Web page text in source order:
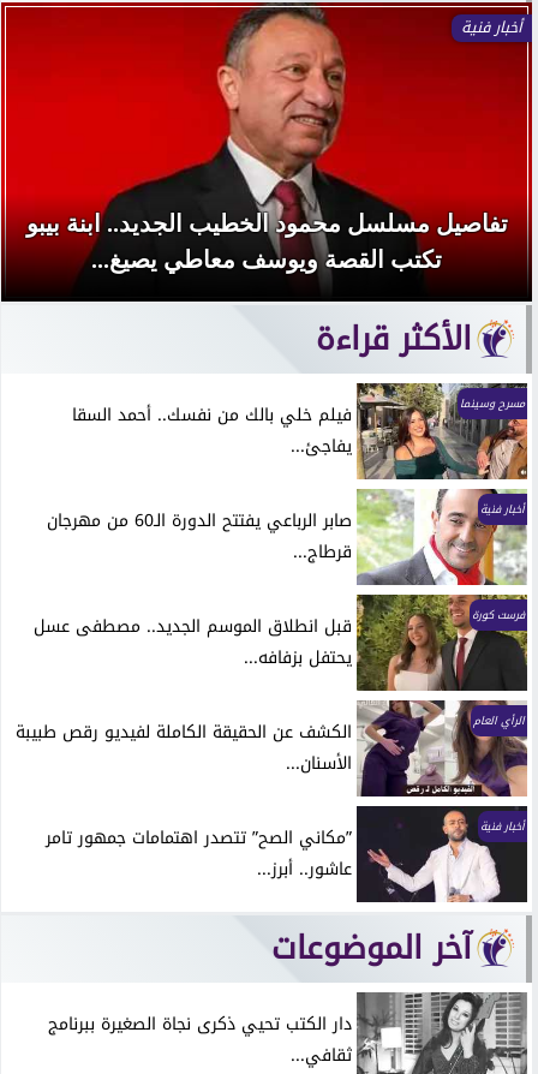
أخبار فنية
تفاصيل مسلسل محمود الخطيب الجديد.. ابنة بيبو
تكتب القصة ويوسف معاطي يصيغ...
الأكثر قراءة
مسرح وسينما
فيلم خلي بالك من نفسك.. أحمد السقا
يفاجئ...
أخبار فنية
صابر الرباعي يفتتح الدورة الـ60 من مهرجان
قرطاج...
فرست كورة
قبل انطلاق الموسم الجديد.. مصطفى عسل
يحتفل بزفافه...
الرأي العام
الكشف عن الحقيقة الكاملة لفيديو رقص طبيبة
الأسنان...
أخبار فنية
”مكاني الصح” تتصدر اهتمامات جمهور تامر
عاشور.. أبرز...
آخر الموضوعات
دار الكتب تحيي ذكرى نجاة الصغيرة ببرنامج
ثقافي...